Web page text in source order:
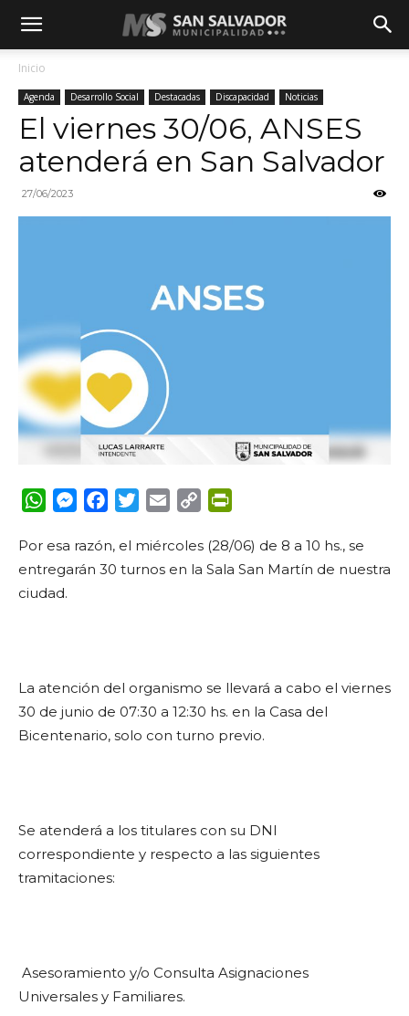
Inicio
Agenda Desarrollo Social Destacadas Discapacidad Noticias
El viernes 30/06, ANSES
atenderá en San Salvador
27/06/2023
WhatsApp
Messenger
FacebookTwitterEmail Copy
Por esa razón, el miércoles (28/06) de 8 a 10 hs., se
entregarán 30 turnos en la Sala San Martín de nuestra
ciudad.
La atención del organismo se llevará a cabo el viernes
30 de junio de 07:30 a 12:30 hs. en la Casa del
Bicentenario, solo con turno previo.
Se atenderá a los titulares con su DNI
correspondiente y respecto a las siguientes
tramitaciones:
Asesoramiento y/o Consulta Asignaciones
Universales y Familiares.